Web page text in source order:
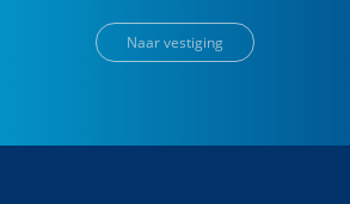
Naar vestiging